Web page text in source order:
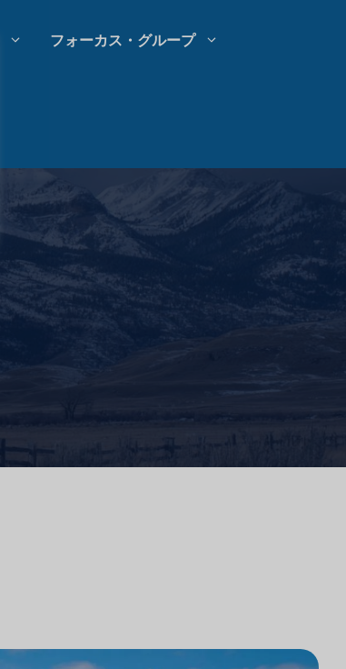
法律事務所の成長戦略
法律事務所の競合分析
法律事務所のテクノロジー統合
フォーカス・グループ